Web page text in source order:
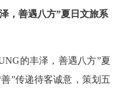
，善遇八方”夏日文旅系
的丰泽，善遇八方”夏
”传递待客诚意，策划五